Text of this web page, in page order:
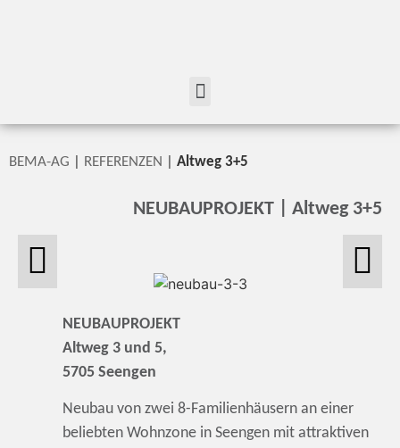
BEMA-AG REFERENZEN Altweg 3+5
NEUBAUPROJEKT | Altweg 3+5
NEUBAUPROJEKT
Altweg 3 und 5,
5705 Seengen
Neubau von zwei 8-Familienhäusern an einer
beliebten Wohnzone in Seengen mit attraktiven